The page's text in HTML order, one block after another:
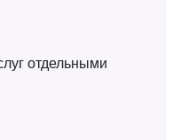
отдельными